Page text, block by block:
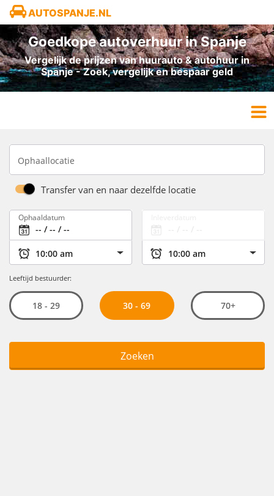
AUTOSPANJE.NL
Goedkope autoverhuur in Spanje
Vergelijk de prijzen van huurauto & autohuur in
Spanje - Zoek, vergelijk en bespaar geld